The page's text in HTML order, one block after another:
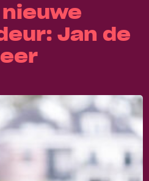
nieuwe
Jan de